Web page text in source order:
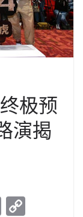
极预
演揭
E